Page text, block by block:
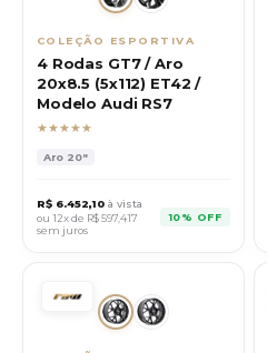
COLEÇÃO ESPORTIVA
4 Rodas GT7 / Aro
20x8.5 (5x112) ET42 /
Modelo Audi RS7
★★★★★
Aro 20"
R$ 6.452,10 à vista
ou 12x de R$597,417
sem juros
10% OFF